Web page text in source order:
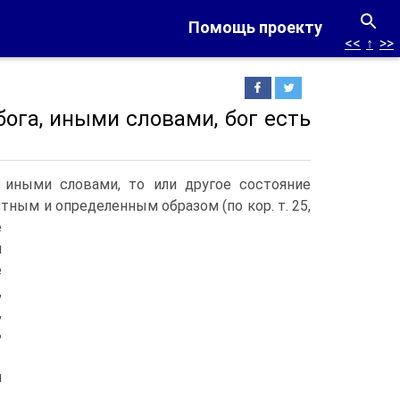
Помощь проекту
<< ↑ >>
иными словами, бог есть
словами, то или другое состояние
и определенным образом (по кор. т. 25,